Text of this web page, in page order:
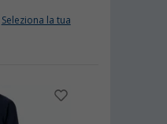
Seleziona la tua